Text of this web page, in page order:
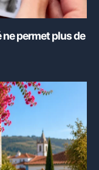
ne permet plus de